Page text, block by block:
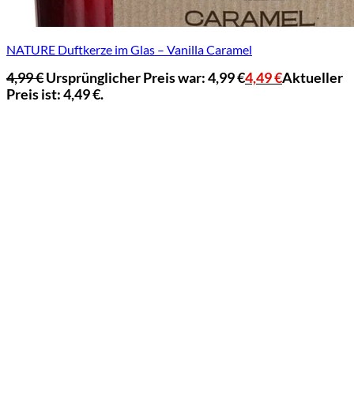
NATURE Duftkerze im Glas – Vanilla Caramel
4,99€Ursprünglicher Preis war: 4,99 €4,49€Aktueller
Preis ist: 4,49 €.